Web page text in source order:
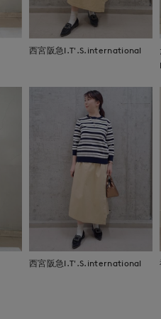
西宮阪急I.T'.S.international
西宮阪急I.T'.S.international